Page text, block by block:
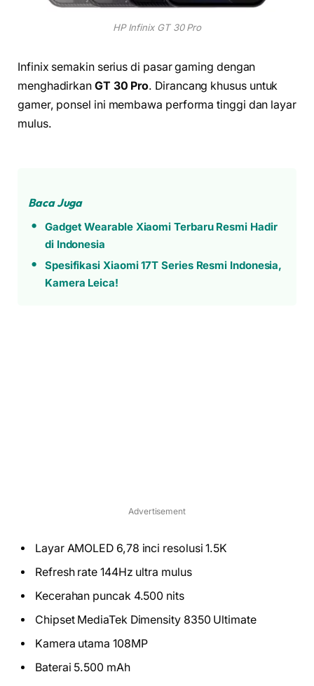
HP Infinix GT 30 Pro
Infinix semakin serius di pasar gaming dengan
menghadirkan GT 30 Pro. Dirancang khusus untuk
gamer, ponsel ini membawa performa tinggi dan layar
mulus.
Baca Juga
Gadget Wearable Xiaomi Terbaru Resmi Hadir
di Indonesia
Spesifikasi Xiaomi 17T Series Resmi Indonesia,
Kamera Leica!
Advertisement
Layar AMOLED 6,78 inci resolusi 1.5K
Refresh rate 144Hz ultra mulus
Kecerahan puncak 4.500 nits
Chipset MediaTek Dimensity 8350 Ultimate
Kamera utama 108MP
Baterai 5.500 mAh